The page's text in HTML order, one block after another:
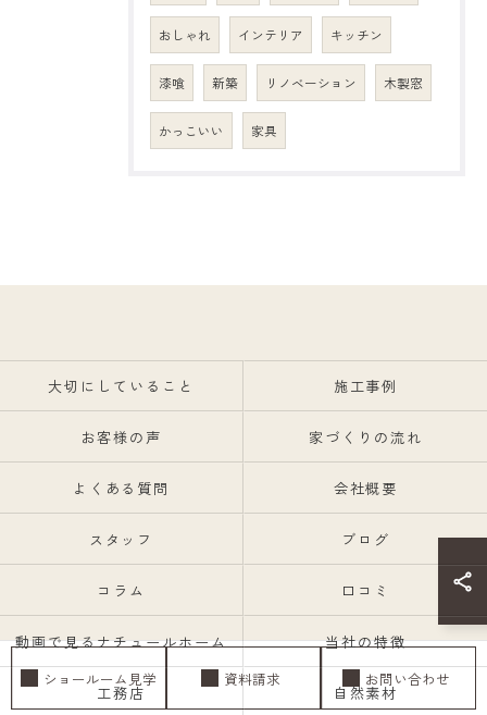
おしゃれ インテリア キッチン
漆喰 新築 リノベーション 木製窓
かっこいい 家具
ショールーム見学 資料請求 お問い合わせ
大切にしていること 施工事例
お客様の声 家づくりの流れ
よくある質問 会社概要
スタッフ ブログ
コラム 口コミ
動画で見るナチュールホーム 当社の特徴
工務店 自然素材